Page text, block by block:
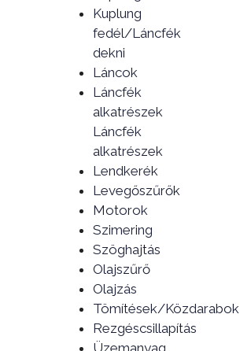
Kuplung
fedél/Láncfék
dekni
Láncok
Láncfék
alkatrészek
Láncfék
alkatrészek
Lendkerék
Levegőszűrők
Motorok
Szimering
Szöghajtás
Olajszűrő
Olajzás
Tömítések/Közdarabok
Rezgéscsillapítás
Üzemanyag